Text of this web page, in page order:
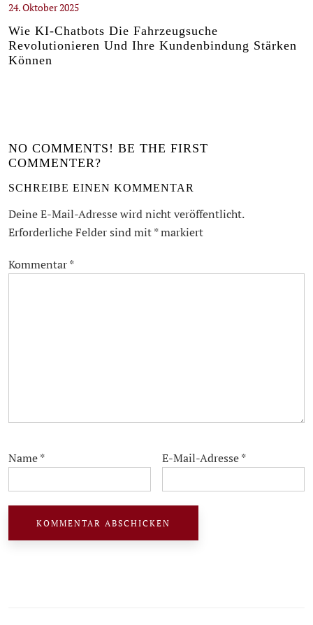
24. Oktober 2025
Wie KI-Chatbots Die Fahrzeugsuche
Revolutionieren Und Ihre Kundenbindung Stärken
Können
NO COMMENTS! BE THE FIRST
COMMENTER?
SCHREIBE EINEN KOMMENTAR
Deine E-Mail-Adresse wird nicht veröffentlicht.
Erforderliche Felder sind mit*markiert
Kommentar*
Name* E-Mail-Adresse*